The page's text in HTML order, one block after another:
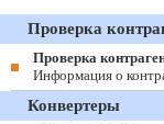
Проверка
Проверка
Информация о
Конвертеры